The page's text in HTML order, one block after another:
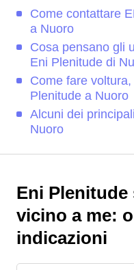
Come contattare
a Nuoro
Cosa pensano gli
Eni Plenitude di
Come fare
Plenitude a Nuoro
Alcuni dei
Nuoro
Eni Plenitude
vicino a me:
indicazioni